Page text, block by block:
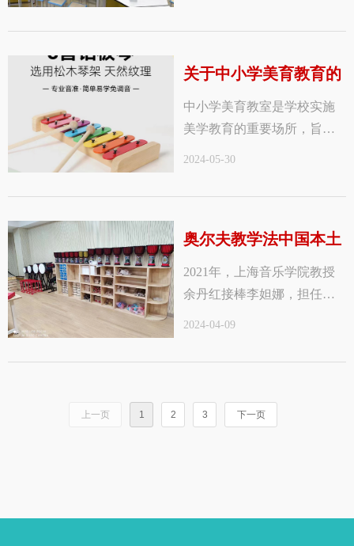
素养的提升。以下是对中小
读：
关于中小学美育教育的
解读
中小学美育教室是学校实施
美学教育的重要场所，旨在
素养的提升。以下是对中小
读：
2024-05-30
奥尔夫教学法中国本土
化是自然长出来的
2021年，上海音乐学院教授
余丹红接棒李妲娜，担任中
其直指人心的力量为我们打
慢慢地，我们对音乐教育学
的概念逐渐扩展到对整个学
2024-04-09
上一页 1 2 3 下一页